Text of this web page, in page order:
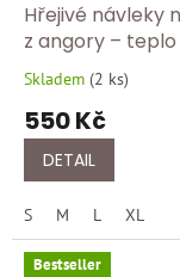
Hřejivé návleky
z angory – teplo
bezpečný krok s
Průměrné
hodnocení
produktu
5,0
5
hvězdiček.
Skladem (2 ks)
550 Kč
DETAIL
S M L XL
Bestseller